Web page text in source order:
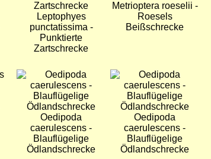
Leptophyes
punctatissima -
Punktierte
Zartschrecke
Metrioptera roeselii -
Roesels
Beißschrecke
Bild
Oedipoda
caerulescens -
Blauflügelige
Ödlandschrecke
Bild
Oedipoda
caerulescens -
Blauflügelige
Ödlandschrecke